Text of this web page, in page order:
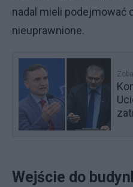
nadal mieli podejmować
nieuprawnione.
Wejście do